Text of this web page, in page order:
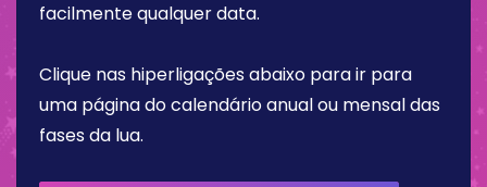
facilmente qualquer data.
Clique nas hiperligações abaixo para ir para
uma página do calendário anual ou mensal das
fases da lua.